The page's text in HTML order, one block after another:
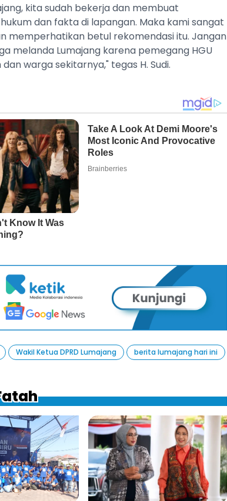
kita sudah bekerja dan membuat
dan fakta di lapangan. Maka kami sangat
memperhatikan betul rekomendasi itu. Jangan
melanda Lumajang karena pemegang HGU
warga sekitarnya," tegas H. Sudi.
Wakil Ketua DPRD Lumajang berita lumajang hari ini